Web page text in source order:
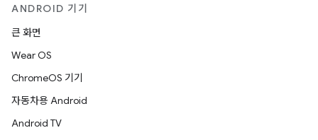
ANDROID 기기
큰 화면
Wear OS
ChromeOS 기기
자동차용 Android
Android TV